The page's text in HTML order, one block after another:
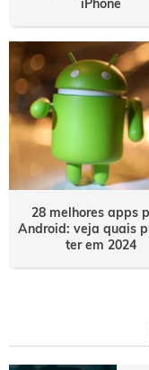
iPhone
28 melhores apps
Android: veja quais
ter em 2024